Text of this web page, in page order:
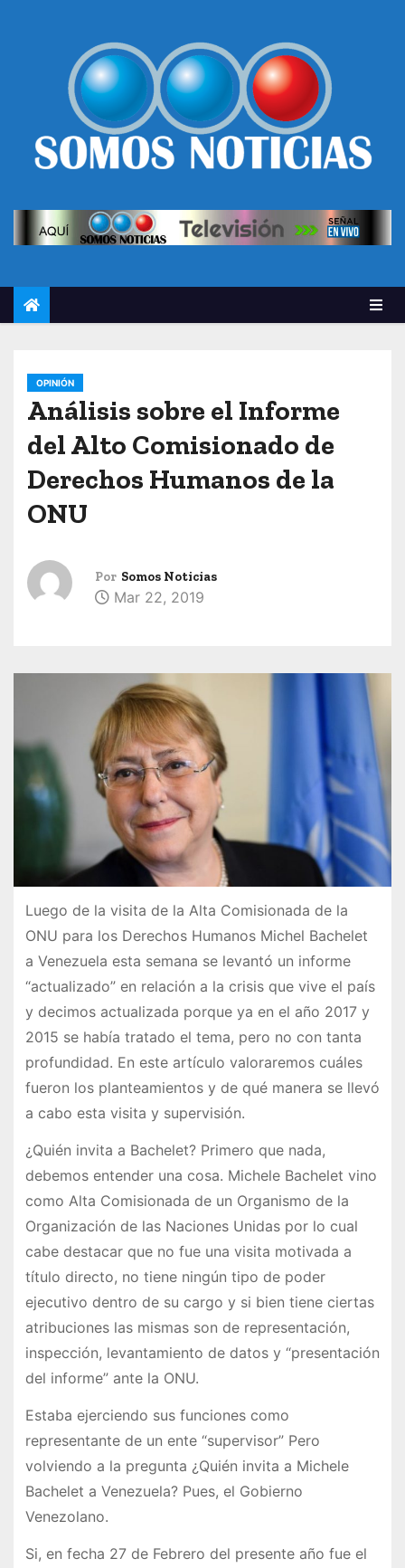
OPINIÓN
Análisis sobre el Informe
del Alto Comisionado de
Derechos Humanos de la
ONU
Por Somos Noticias
Mar 22, 2019
Luego de la visita de la Alta Comisionada de la
ONU para los Derechos Humanos Michel Bachelet
a Venezuela esta semana se levantó un informe
“actualizado” en relación a la crisis que vive el país
y decimos actualizada porque ya en el año 2017 y
2015 se había tratado el tema, pero no con tanta
profundidad. En este artículo valoraremos cuáles
fueron los planteamientos y de qué manera se llevó
a cabo esta visita y supervisión.
¿Quién invita a Bachelet? Primero que nada,
debemos entender una cosa. Michele Bachelet vino
como Alta Comisionada de un Organismo de la
Organización de las Naciones Unidas por lo cual
cabe destacar que no fue una visita motivada a
título directo, no tiene ningún tipo de poder
ejecutivo dentro de su cargo y si bien tiene ciertas
atribuciones las mismas son de representación,
inspección, levantamiento de datos y “presentación
del informe” ante la ONU.
Estaba ejerciendo sus funciones como
representante de un ente “supervisor” Pero
volviendo a la pregunta ¿Quién invita a Michele
Bachelet a Venezuela? Pues, el Gobierno
Venezolano.
Si, en fecha 27 de Febrero del presente año fue el